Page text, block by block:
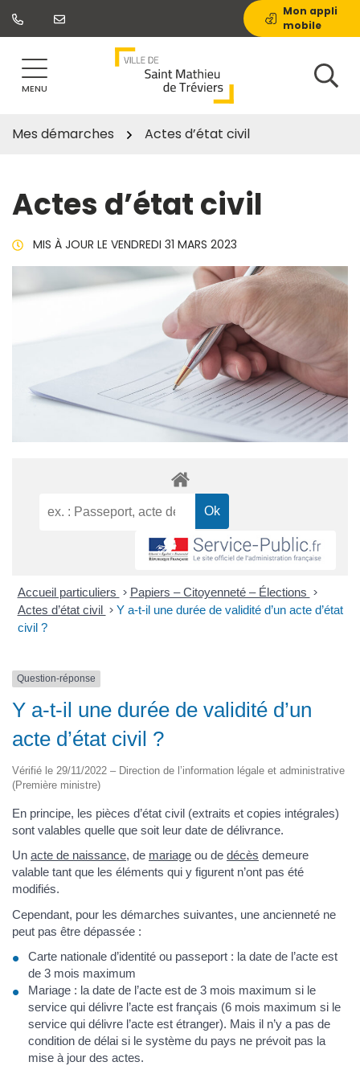
Aller
Mon appli
mobile
MENU
Mes démarches Actes d’état civil
Actes d’état civil
MIS À JOUR LE VENDREDI 31 MARS 2023
Accueil particuliers > Papiers – Citoyenneté – Élections >
Actes d’état civil > Y a-t-il une durée de validité d’un acte d’état
civil ?
Question-réponse
Y a-t-il une durée de validité d’un
acte d’état civil ?
Vérifié le 29/11/2022 – Direction de l’information légale et administrative
(Première ministre)
En principe, les pièces d’état civil (extraits et copies intégrales)
sont valables quelle que soit leur date de délivrance.
Un acte de naissance, de mariage ou de décès demeure
valable tant que les éléments qui y figurent n’ont pas été
modifiés.
Cependant, pour les démarches suivantes, une ancienneté ne
peut pas être dépassée :
Carte nationale d’identité ou passeport : la date de l’acte est
de 3 mois maximum
Mariage : la date de l’acte est de 3 mois maximum si le
service qui délivre l’acte est français (6 mois maximum si le
service qui délivre l’acte est étranger). Mais il n’y a pas de
condition de délai si le système du pays ne prévoit pas la
mise à jour des actes.